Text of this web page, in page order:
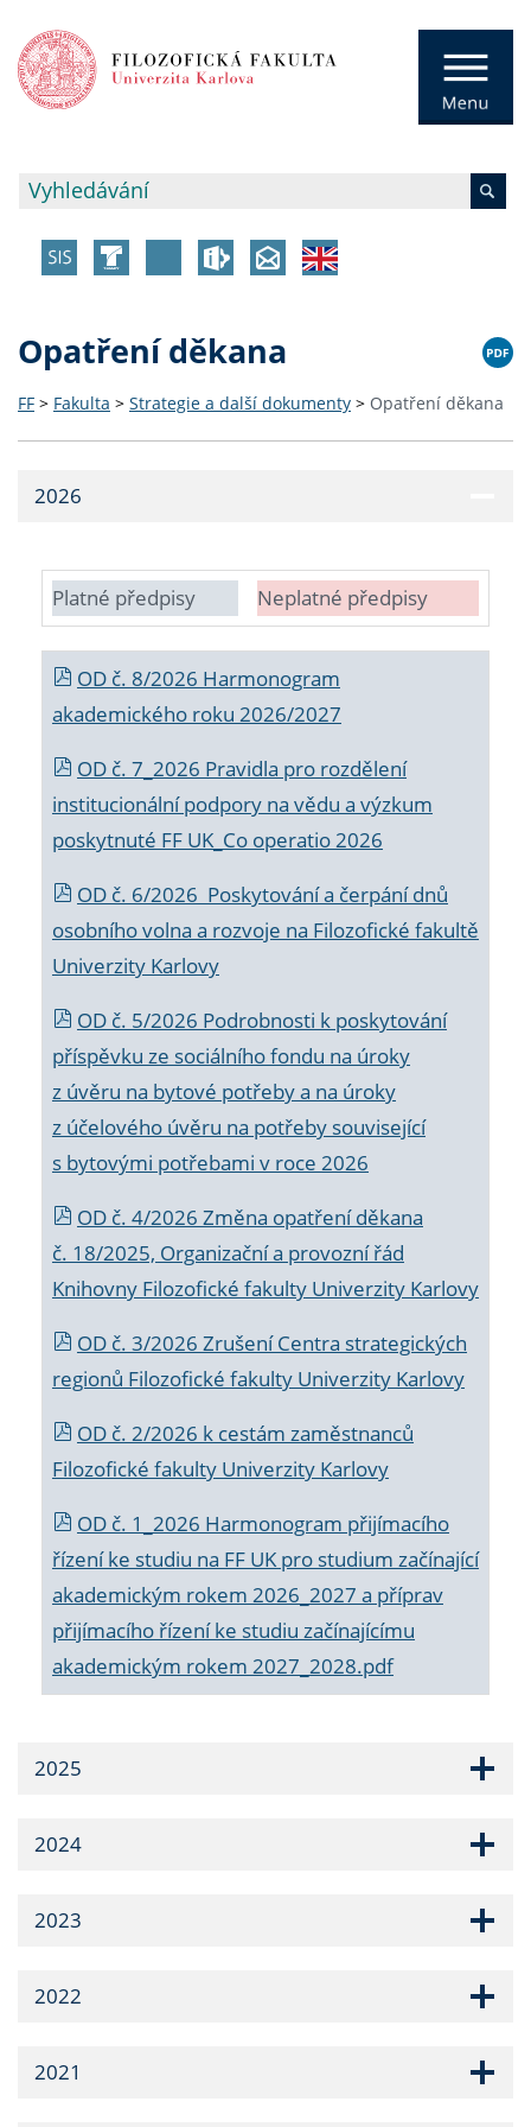
Opatření děkana
FF > Fakulta > Strategie a další dokumenty > Opatření děkana
2026
Platné předpisy Neplatné předpisy
OD č. 8/2026 Harmonogram
akademického roku 2026/2027
OD č. 7_2026 Pravidla pro rozdělení
institucionální podpory na vědu a výzkum
poskytnuté FF UK_Co operatio 2026
OD č. 6/2026 Poskytování a čerpání dnů
osobního volna a rozvoje na Filozofické fakultě
Univerzity Karlovy
OD č. 5/2026 Podrobnosti k poskytování
příspěvku ze sociálního fondu na úroky
z úvěru na bytové potřeby a na úroky
z účelového úvěru na potřeby související
s bytovými potřebami v roce 2026
OD č. 4/2026 Změna opatření děkana
č. 18/2025, Organizační a provozní řád
Knihovny Filozofické fakulty Univerzity Karlovy
OD č. 3/2026 Zrušení Centra strategických
regionů Filozofické fakulty Univerzity Karlovy
OD č. 2/2026 k cestám zaměstnanců
Filozofické fakulty Univerzity Karlovy
OD č. 1_2026 Harmonogram přijímacího
řízení ke studiu na FF UK pro studium začínající
akademickým rokem 2026_2027 a příprav
přijímacího řízení ke studiu začínajícímu
akademickým rokem 2027_2028.pdf
2025
2024
2023
2022
2021